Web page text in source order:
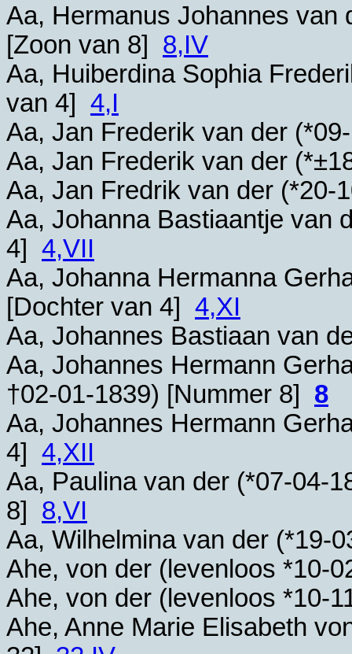
Aa, Hermanus Johannes van
[Zoon van 8] 8,IV
Aa, Huiberdina Sophia
van 4] 4,I
Aa, Jan Frederik van der (*
Aa, Jan Frederik van der (*
Aa, Jan Fredrik van der (*20-
Aa, Johanna Bastiaantje van
4] 4,VII
Aa, Johanna Hermanna
[Dochter van 4] 4,XI
Aa, Johannes Bastiaan van
Aa, Johannes Hermann
†02-01-1839) [Nummer 8] 8
Aa, Johannes Hermann
4] 4,XII
Aa, Paulina van der (*07-04-
8] 8,VI
Aa, Wilhelmina van der (*19-
Ahe, von der (levenloos *10-
Ahe, von der (levenloos *10-
Ahe, Anne Marie Elisabeth